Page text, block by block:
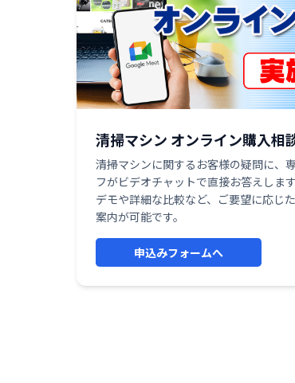
清掃マシン オンライン購入相
清掃マシンに関するお客様の疑問に、
フがビデオチャットで直接お答えしま
デモや詳細な比較など、ご要望に応じ
案内が可能です。
申込みフォームへ